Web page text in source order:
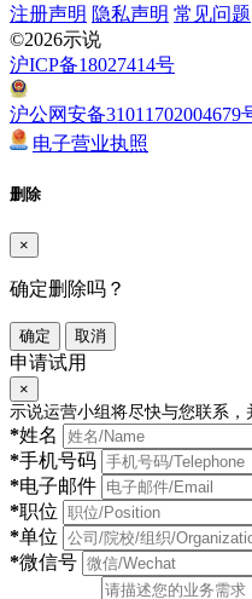
注册声明 隐私声明 常见问题
©2026示说
沪ICP备18027414号
沪公网安备31011702004679
电子营业执照
删除
×
确定删除吗？
确定 取消
申请试用
×
示说运营小组将尽快与您联系，
*姓名
*手机号码
*电子邮件
*职位
*单位
*微信号